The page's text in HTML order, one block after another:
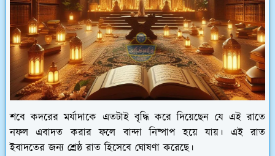
শবে কদরের মর্যাদাকে এতটাই বৃদ্ধি করে দিয়েছেন যে এই রাতে
নফল এবাদত করার ফলে বান্দা নিষ্পাপ হয়ে যায়। এই রাত
ইবাদতের জন্য শ্রেষ্ঠ রাত হিসেবে ঘোষণা করেছে।